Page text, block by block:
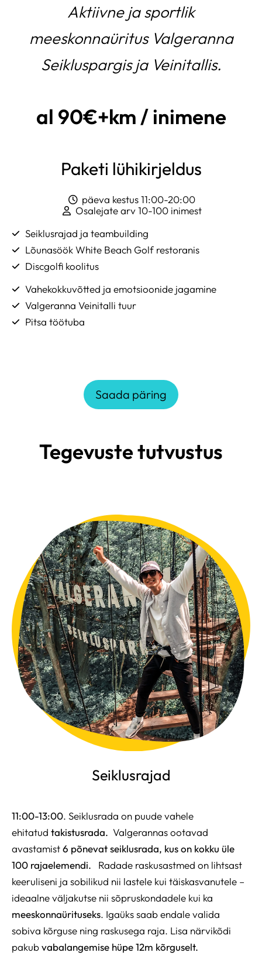
Aktiivne ja sportlik
meeskonnaüritus Valgeranna
Seikluspargis ja Veinitallis.
al 90€+km / inimene
Paketi lühikirjeldus
päeva kestus 11:00-20:00
Osalejate arv 10-100 inimest
Seiklusrajad ja teambuilding
Lõunasöök White Beach Golf restoranis
Discgolfi koolitus
Vahekokkuvõtted ja emotsioonide jagamine
Valgeranna Veinitalli tuur
Pitsa töötuba
Saada päring
Tegevuste tutvustus
Seiklusrajad
11:00-13:00. Seiklusrada on puude vahele
ehitatud takistusrada. Valgerannas ootavad
avastamist6 põnevat seiklusrada, kus on kokku üle
100 rajaelemendi.
Radade raskusastmed on lihtsast
keeruliseni ja sobilikud nii lastele kui täiskasvanutele –
ideaalne väljakutse nii sõpruskondadele kui ka
meeskonnaürituseks. Igaüks saab endale valida
sobiva kõrguse ning raskusega raja. Lisa närvikõdi
pakubvabalangemise hüpe 12m kõrguselt.